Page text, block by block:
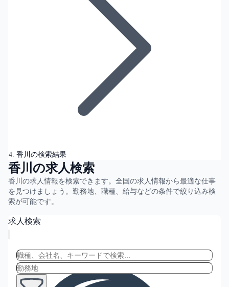
香川の検索結果
香川の求人検索
香川の求人情報を検索できます。全国の求人情報から最適な仕事
を見つけましょう。勤務地、職種、給与などの条件で絞り込み検
索が可能です。
求人検索